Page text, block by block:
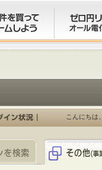
こんにちは、